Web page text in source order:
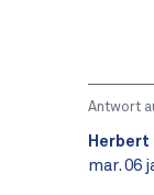
Antwort
Herbert
mar. 06